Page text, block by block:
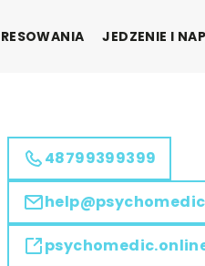
JEDZENIE I
48799399399